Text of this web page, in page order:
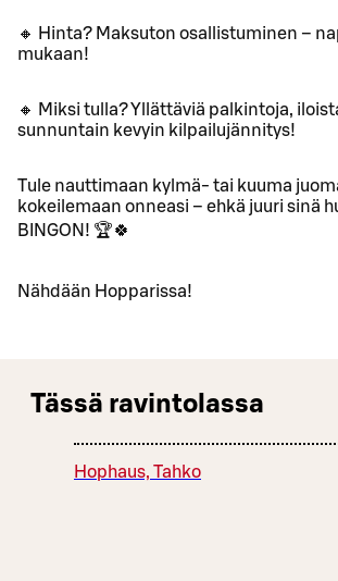
🔸 Hinta? Maksuton osallistuminen –
mukaan!
🔸 Miksi tulla? Yllättäviä palkintoja,
sunnuntain kevyin kilpailujännitys!
Tule nauttimaan kylmä- tai kuuma
kokeilemaan onneasi – ehkä juuri sinä
BINGON! 🏆🍀
Nähdään Hopparissa!
Tässä ravintolassa
Hophaus, Tahko